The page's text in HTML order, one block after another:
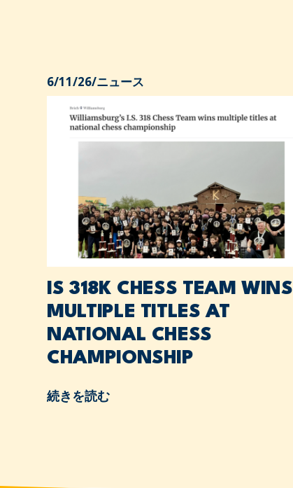
6/11/26/ニュース
IS 318K CHESS TEAM WINS
MULTIPLE TITLES AT
NATIONAL CHESS
CHAMPIONSHIP
続きを読む